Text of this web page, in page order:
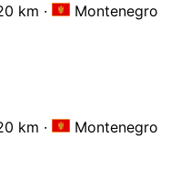
km ·
Montenegro
km ·
Montenegro